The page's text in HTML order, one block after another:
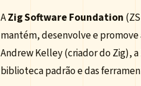
AZig Software Foundation
mantém, desenvolve e promove
Andrew Kelley (criador do Zig),
biblioteca padrão e das